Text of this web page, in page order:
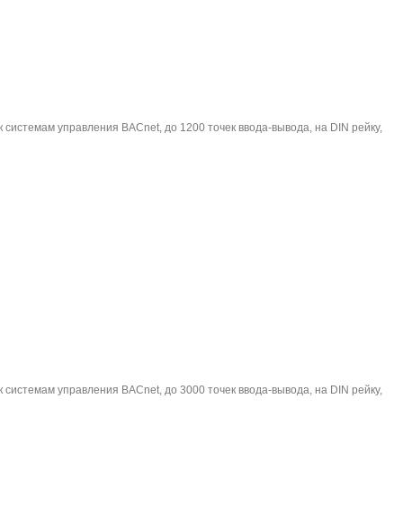
управления BACnet, до 1200 точек ввода-вывода, на DIN рейку,
управления BACnet, до 3000 точек ввода-вывода, на DIN рейку,